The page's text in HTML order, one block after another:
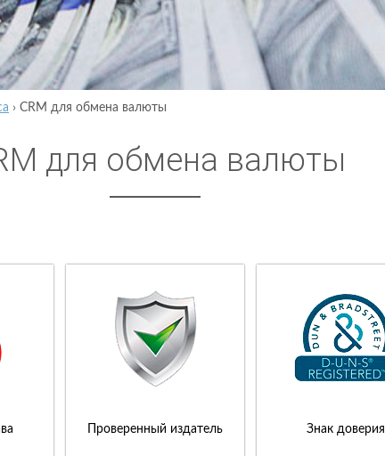
› CRM для обмена валюты
для обмена валюты
Проверенный издатель Знак доверия